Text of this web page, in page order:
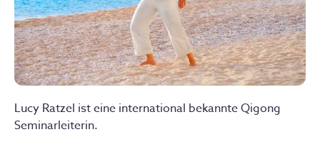
Lucy Ratzel ist eine international bekannte Qigong
Seminarleiterin.